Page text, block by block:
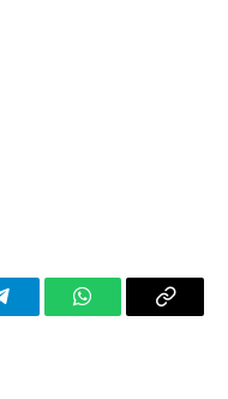
WhatsAppCopy